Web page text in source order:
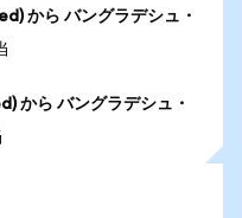
から バングラデシュ・
から バングラデシュ・